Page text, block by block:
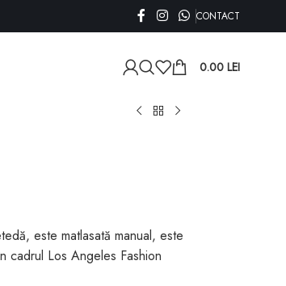
CONTACT
0.00 LEI
este matlasată manual, este
cadrul Los Angeles Fashion